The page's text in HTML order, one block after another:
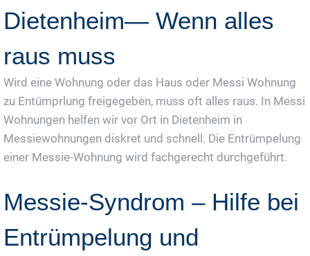
Dietenheim— Wenn alles
raus muss
Wird eine Wohnung oder das Haus oder Messi Wohnung
zu Entümprlung freigegeben, muss oft alles raus. In Messi
Wohnungen helfen wir vor Ort in Dietenheim in
Messiewohnungen diskret und schnell. Die Entrümpelung
einer Messie-Wohnung wird fachgerecht durchgeführt.
Messie-Syndrom – Hilfe bei
Entrümpelung und